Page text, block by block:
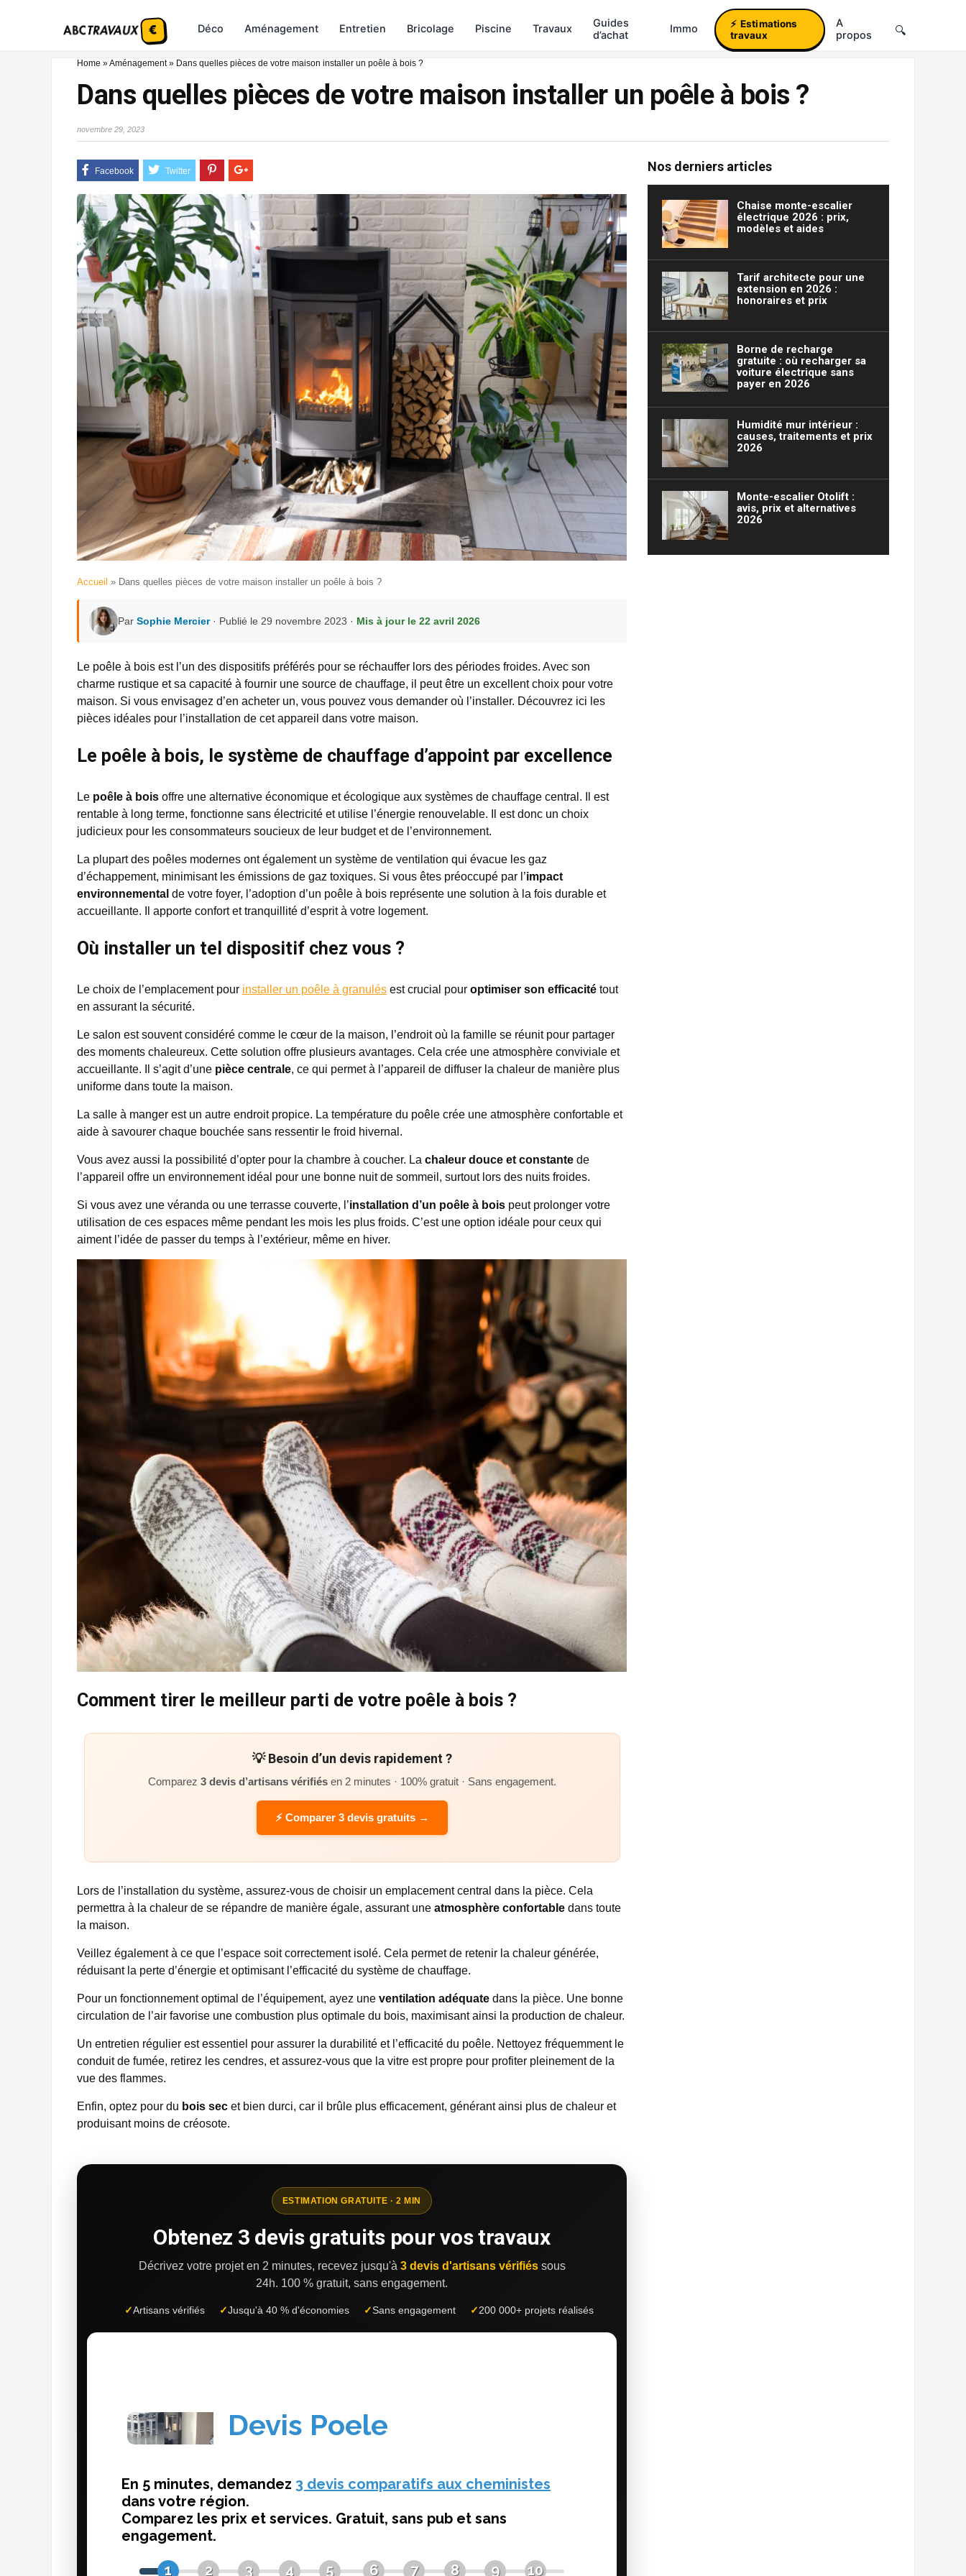
Déco Aménagement Entretien Bricolage Piscine Travaux
Guides
d’achat
Immo
Estimations
travaux
A
propos
Home »Aménagement» Dans quelles pièces de votre maison installer un poêle à bois ?
Dans quelles pièces de votre maison installer un poêle à bois ?
novembre 29, 2023
Accueil » Dans quelles pièces de votre maison installer un poêle à bois ?
Par Sophie Mercier· Publié le 29 novembre 2023 · Mis à jour le 22 avril 2026
Le poêle à bois est l’un des dispositifs préférés pour se réchauffer lors des périodes froides. Avec son
charme rustique et sa capacité à fournir une source de chauffage, il peut être un excellent choix pour votre
maison. Si vous envisagez d’en acheter un, vous pouvez vous demander où l’installer. Découvrez ici les
pièces idéales pour l’installation de cet appareil dans votre maison.
Le poêle à bois, le système de chauffage d’appoint par excellence
Le poêle à bois offre une alternative économique et écologique aux systèmes de chauffage central. Il est
rentable à long terme, fonctionne sans électricité et utilise l’énergie renouvelable. Il est donc un choix
judicieux pour les consommateurs soucieux de leur budget et de l’environnement.
La plupart des poêles modernes ont également un système de ventilation qui évacue les gaz
d’échappement, minimisant les émissions de gaz toxiques. Si vous êtes préoccupé par l’impact
environnemental de votre foyer, l’adoption d’un poêle à bois représente une solution à la fois durable et
accueillante. Il apporte confort et tranquillité d’esprit à votre logement.
Où installer un tel dispositif chez vous ?
Le choix de l’emplacement pour installer un poêle à granulés est crucial pour optimiser son efficacité tout
en assurant la sécurité.
Le salon est souvent considéré comme le cœur de la maison, l’endroit où la famille se réunit pour partager
des moments chaleureux. Cette solution offre plusieurs avantages. Cela crée une atmosphère conviviale et
accueillante. Il s’agit d’une pièce centrale, ce qui permet à l’appareil de diffuser la chaleur de manière plus
uniforme dans toute la maison.
La salle à manger est un autre endroit propice. La température du poêle crée une atmosphère confortable et
aide à savourer chaque bouchée sans ressentir le froid hivernal.
Vous avez aussi la possibilité d’opter pour la chambre à coucher. La chaleur douce et constante de
l’appareil offre un environnement idéal pour une bonne nuit de sommeil, surtout lors des nuits froides.
Si vous avez une véranda ou une terrasse couverte, l’installation d’un poêle à bois peut prolonger votre
utilisation de ces espaces même pendant les mois les plus froids. C’est une option idéale pour ceux qui
aiment l’idée de passer du temps à l’extérieur, même en hiver.
Comment tirer le meilleur parti de votre poêle à bois ?
💡 Besoin d’un devis rapidement ?
Comparez 3 devis d’artisans vérifiésen 2 minutes · 100% gratuit · Sans engagement.
⚡ Comparer 3 devis gratuits →
Lors de l’installation du système, assurez-vous de choisir un emplacement central dans la pièce. Cela
permettra à la chaleur de se répandre de manière égale, assurant une atmosphère confortable dans toute
la maison.
Veillez également à ce que l’espace soit correctement isolé. Cela permet de retenir la chaleur générée,
réduisant la perte d’énergie et optimisant l’efficacité du système de chauffage.
Pour un fonctionnement optimal de l’équipement, ayez une ventilation adéquate dans la pièce. Une bonne
circulation de l’air favorise une combustion plus optimale du bois, maximisant ainsi la production de chaleur.
Un entretien régulier est essentiel pour assurer la durabilité et l’efficacité du poêle. Nettoyez fréquemment le
conduit de fumée, retirez les cendres, et assurez-vous que la vitre est propre pour profiter pleinement de la
vue des flammes.
Enfin, optez pour du bois sec et bien durci, car il brûle plus efficacement, générant ainsi plus de chaleur et
produisant moins de créosote.
ESTIMATION GRATUITE · 2 MIN
Obtenez 3 devis gratuits pour vos travaux
Décrivez votre projet en 2 minutes, recevez jusqu'à 3 devis d'artisans vérifiéssous
24h. 100 % gratuit, sans engagement.
✓Artisans vérifiés ✓Jusqu'à 40 % d'économies ✓Sans engagement ✓ 200 000+ projets réalisés
Nos derniers articles
Chaise monte-escalier
électrique 2026 : prix,
modèles et aides
Tarif architecte pour une
extension en 2026 :
honoraires et prix
Borne de recharge
gratuite : où recharger sa
voiture électrique sans
payer en 2026
Humidité mur intérieur :
causes, traitements et prix
2026
Monte-escalier Otolift :
avis, prix et alternatives
2026